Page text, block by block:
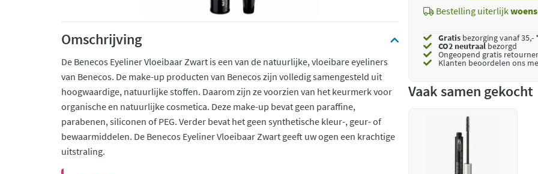
Omschrijving
De Benecos Eyeliner Vloeibaar Zwart is een van de natuurlijke, vloeibare eyeliners
van Benecos. De make-up producten van Benecos zijn volledig samengesteld uit
hoogwaardige, natuurlijke stoffen. Daarom zijn ze voorzien van het keurmerk voor
organische en natuurlijke cosmetica. Deze make-up bevat geen paraffine,
parabenen, siliconen of PEG. Verder bevat het geen synthetische kleur-, geur- of
bewaarmiddelen. De Benecos Eyeliner Vloeibaar Zwart geeft uw ogen een krachtige
uitstraling.
Bestelling uiterlijk
Gratis bezorging vanaf 35,-
CO2 neutraalbezorgd
Ongeopend gratis
Klanten beoordelen ons
Vaak samen gekocht